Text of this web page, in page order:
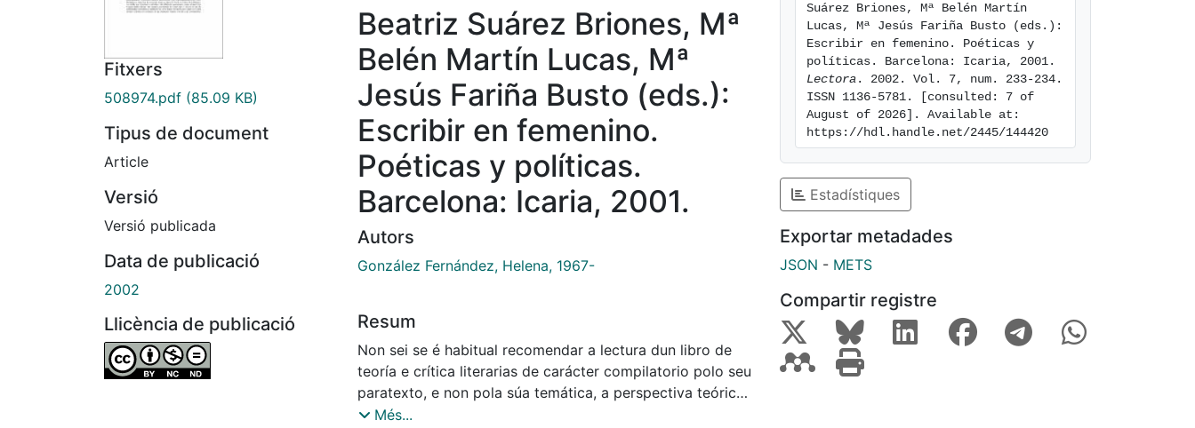
Fitxers
508974.pdf (85.09 KB)
Tipus de document
Article
Versió
Versió publicada
Data de publicació
2002
Llicència de publicació
Beatriz Suárez Briones, Mª
Belén Martín Lucas, Mª
Jesús Fariña Busto (eds.):
Escribir en femenino.
Poéticas y políticas.
Barcelona: Icaria, 2001.
Autors
González Fernández, Helena, 1967-
Resum
Non sei se é habitual recomendar a lectura dun libro de
teoría e crítica literarias de carácter compilatorio polo seu
paratexto, e non pola súa temática, a perspectiva teórica,
a proposta metodolóxica ou a importancia das autoras
Més...
Suárez Briones, Mª Belén Martín
Lucas, Mª Jesús Fariña Busto (eds.):
Escribir en femenino. Poéticas y
Lectora . 2002. Vol. 7, num. 233-234.
ISSN 1136-5781. [consulted: 7 of
August of 2026]. Available at:
https://hdl.handle.net/2445/144420
Estadístiques
Exportar metadades
JSON - METS
Compartir registre